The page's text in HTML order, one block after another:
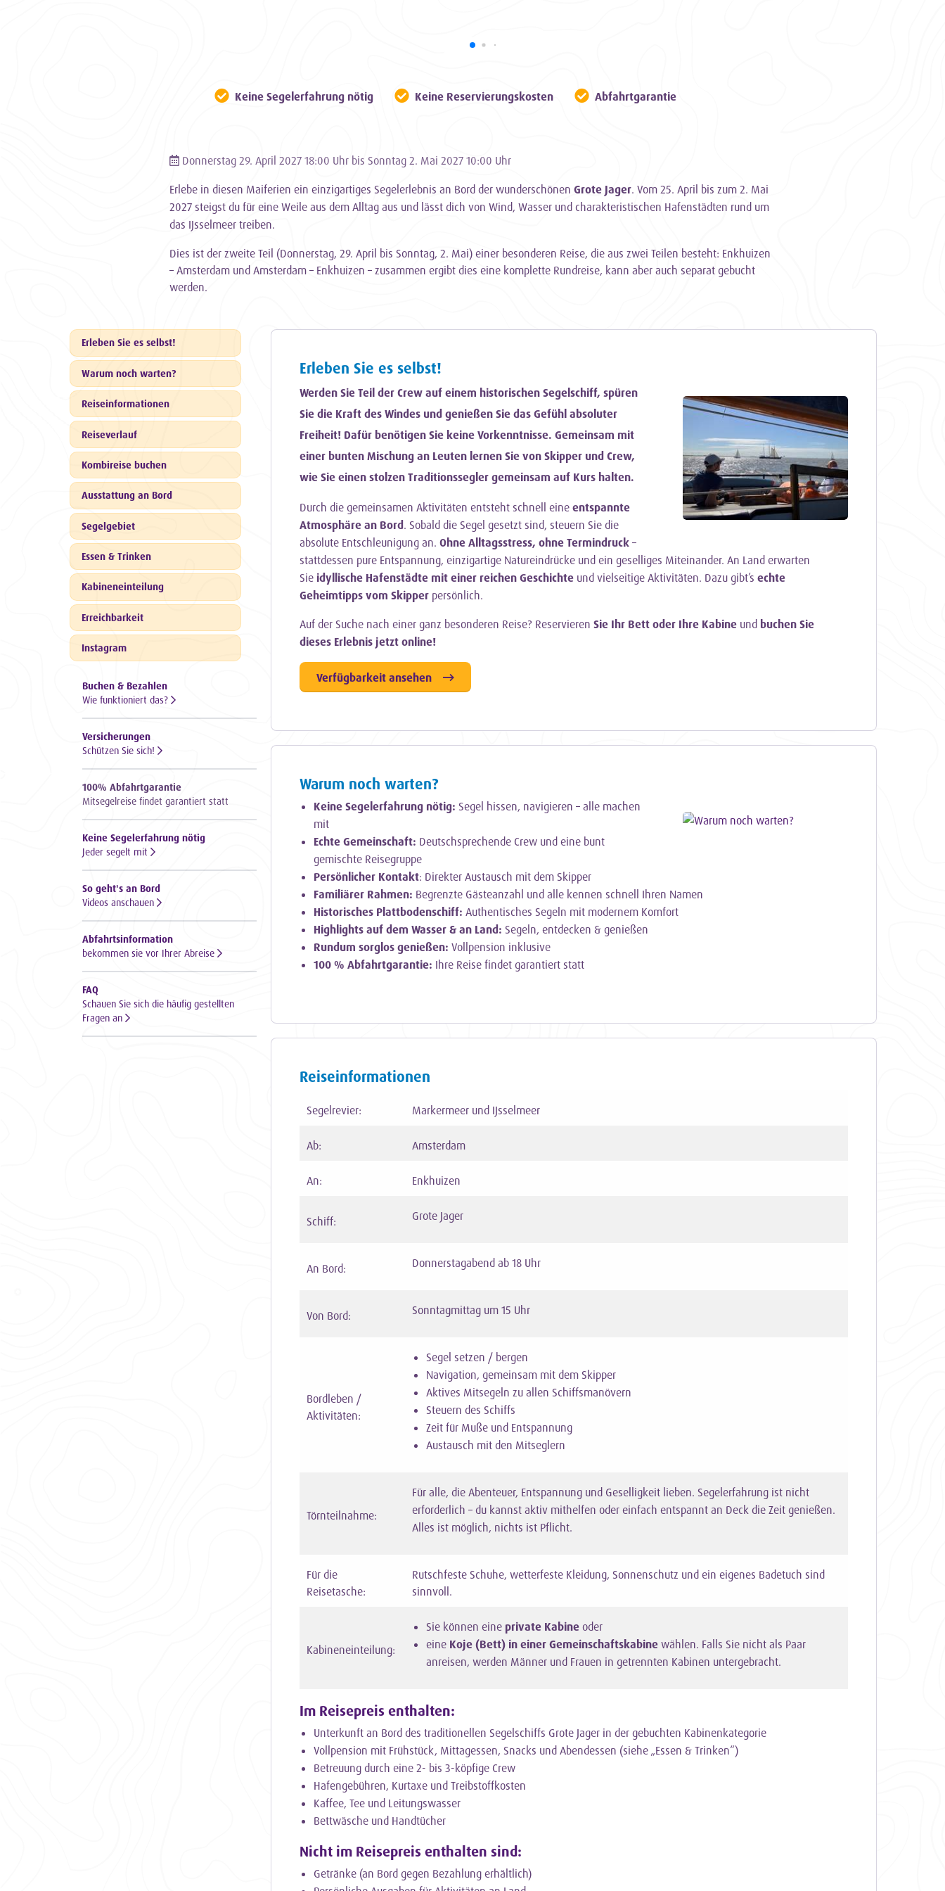
Keine Segelerfahrung nötig Keine Reservierungskosten Abfahrtgarantie
Donnerstag 29. April 2027 18:00 Uhr bis Sonntag 2. Mai 2027 10:00 Uhr
Erlebe in diesen Maiferien ein einzigartiges Segelerlebnis an Bord der wunderschönen Grote Jager. Vom 25. April bis zum 2. Mai
2027 steigst du für eine Weile aus dem Alltag aus und lässt dich von Wind, Wasser und charakteristischen Hafenstädten rund um
das IJsselmeer treiben.
Dies ist der zweite Teil (Donnerstag, 29. April bis Sonntag, 2. Mai) einer besonderen Reise, die aus zwei Teilen besteht: Enkhuizen
– Amsterdam und Amsterdam – Enkhuizen – zusammen ergibt dies eine komplette Rundreise, kann aber auch separat gebucht
werden.
Erleben Sie es selbst!
Warum noch warten?
Reiseinformationen
Reiseverlauf
Kombireise buchen
Ausstattung an Bord
Segelgebiet
Essen & Trinken
Kabineneinteilung
Erreichbarkeit
Instagram
Buchen & Bezahlen
Wie funktioniert das?
Versicherungen
Schützen Sie sich!
100% Abfahrtgarantie
Mitsegelreise findet garantiert statt
Keine Segelerfahrung nötig
Jeder segelt mit
So geht's an Bord
Videos anschauen
Abfahrtsinformation
bekommen sie vor Ihrer Abreise
FAQ
Schauen Sie sich die häufig gestellten
Fragen an
Erleben Sie es selbst!
Werden Sie Teil der Crew auf einem historischen Segelschiff, spüren
Sie die Kraft des Windes und genießen Sie das Gefühl absoluter
Freiheit! Dafür benötigen Sie keine Vorkenntnisse. Gemeinsam mit
einer bunten Mischung an Leuten lernen Sie von Skipper und Crew,
wie Sie einen stolzen Traditionssegler gemeinsam auf Kurs halten.
Durch die gemeinsamen Aktivitäten entsteht schnell eine entspannte
Atmosphäre an Bord. Sobald die Segel gesetzt sind, steuern Sie die
absolute Entschleunigung an. Ohne Alltagsstress, ohne Termindruck–
stattdessen pure Entspannung, einzigartige Natureindrücke und ein geselliges Miteinander. An Land erwarten
Sie idyllische Hafenstädte mit einer reichen Geschichte und vielseitige Aktivitäten. Dazu gibt’s echte
Geheimtipps vom Skipper persönlich.
Auf der Suche nach einer ganz besonderen Reise? Reservieren Sie Ihr Bett oder Ihre Kabine und buchen Sie
dieses Erlebnis jetzt online!
Verfügbarkeit ansehen
Warum noch warten?
Keine Segelerfahrung nötig: Segel hissen, navigieren – alle machen
mit
Echte Gemeinschaft: Deutschsprechende Crew und eine bunt
gemischte Reisegruppe
Persönlicher Kontakt: Direkter Austausch mit dem Skipper
Familiärer Rahmen: Begrenzte Gästeanzahl und alle kennen schnell Ihren Namen
Historisches Plattbodenschiff: Authentisches Segeln mit modernem Komfort
Highlights auf dem Wasser & an Land: Segeln, entdecken & genießen
Rundum sorglos genießen: Vollpension inklusive
100 % Abfahrtgarantie: Ihre Reise findet garantiert statt
Reiseinformationen
Segelrevier: Markermeer und IJsselmeer
Ab: Amsterdam
An: Enkhuizen
Schiff: Grote Jager
An Bord: Donnerstagabend ab 18 Uhr
Von Bord: Sonntagmittag um 15 Uhr
Bordleben /
Aktivitäten:
Segel setzen / bergen
Navigation, gemeinsam mit dem Skipper
Aktives Mitsegeln zu allen Schiffsmanövern
Steuern des Schiffs
Zeit für Muße und Entspannung
Austausch mit den Mitseglern
Törnteilnahme:
Für alle, die Abenteuer, Entspannung und Geselligkeit lieben. Segelerfahrung ist nicht
erforderlich – du kannst aktiv mithelfen oder einfach entspannt an Deck die Zeit genießen.
Alles ist möglich, nichts ist Pflicht.
Für die
Reisetasche:
Rutschfeste Schuhe, wetterfeste Kleidung, Sonnenschutz und ein eigenes Badetuch sind
sinnvoll.
Kabineneinteilung:
Sie können eine private Kabine oder
eineKoje (Bett) in einer Gemeinschaftskabine wählen. Falls Sie nicht als Paar
anreisen, werden Männer und Frauen in getrennten Kabinen untergebracht.
Im Reisepreis enthalten:
Unterkunft an Bord des traditionellen Segelschiffs Grote Jager in der gebuchten Kabinenkategorie
Vollpension mit Frühstück, Mittagessen, Snacks und Abendessen (siehe „Essen & Trinken“)
Betreuung durch eine 2- bis 3-köpfige Crew
Hafengebühren, Kurtaxe und Treibstoffkosten
Kaffee, Tee und Leitungswasser
Bettwäsche und Handtücher
Nicht im Reisepreis enthalten sind:
Getränke (an Bord gegen Bezahlung erhältlich)